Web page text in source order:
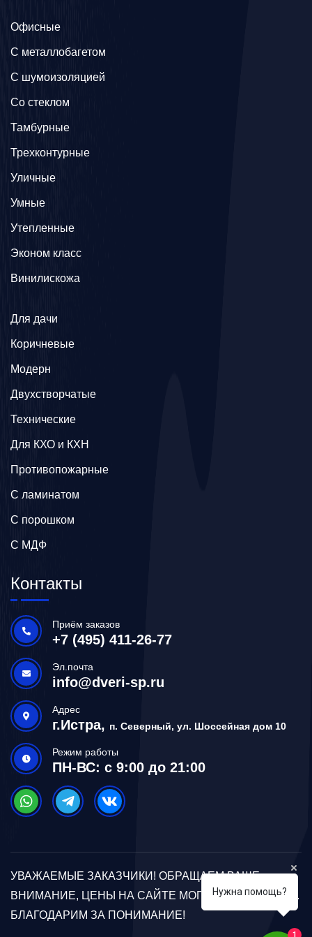
Офисные
C металлобагетом
С шумоизоляцией
Со стеклом
Тамбурные
Трехконтурные
Уличные
Умные
Утепленные
Эконом класс
Винилискожа
Для дачи
Коричневые
Модерн
Двухстворчатые
Технические
Для КХО и КХН
Противопожарные
С ламинатом
С порошком
С МДФ
Контакты
Приём заказов
+7 (495) 411-26-77
Эл.почта
info@dveri-sp.ru
Адрес
г.Истра, п. Северный, ул. Шоссейная дом 10
Режим работы
ПН-ВС: с 9:00 до 21:00
УВАЖАЕМЫЕ ЗАКАЗЧИКИ! ОБРАЩАЕМ ВАШЕ
ВНИМАНИЕ, ЦЕНЫ НА САЙТЕ МОГУТ ОТЛИЧАТЬСЯ.
БЛАГОДАРИМ ЗА ПОНИМАНИЕ!
Нужна помощь?
1